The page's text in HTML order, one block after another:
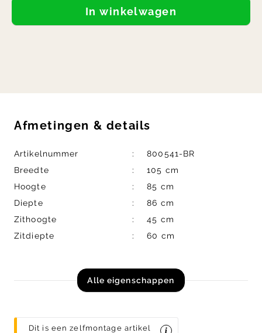
In winkelwagen
Afmetingen & details
Artikelnummer
800541-BR
Breedte
105 cm
Hoogte
85 cm
Diepte
86 cm
Zithoogte
45 cm
Zitdiepte
60 cm
Alle eigenschappen
Dit is een zelfmontage artikel